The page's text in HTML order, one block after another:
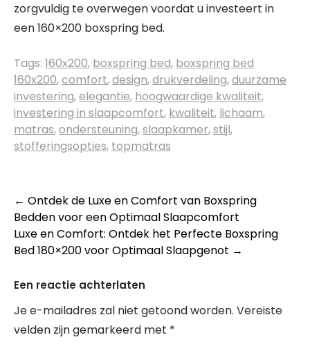
zorgvuldig te overwegen voordat u investeert in
een 160×200 boxspring bed.
Tags: 160x200, boxspring bed, boxspring bed
160x200,comfort,design,drukverdeling,duurzame
investering,elegantie, hoogwaardige kwaliteit,
investering in slaapcomfort, kwaliteit, lichaam,
matras,ondersteuning,slaapkamer,stijl,
stofferingsopties, topmatras
Berichtnavigatie
← Ontdek de Luxe en Comfort van Boxspring
Bedden voor een Optimaal Slaapcomfort
Luxe en Comfort: Ontdek het Perfecte Boxspring
Bed 180×200 voor Optimaal Slaapgenot →
Een reactie achterlaten
Je e-mailadres zal niet getoond worden. Vereiste
velden zijn gemarkeerd met *